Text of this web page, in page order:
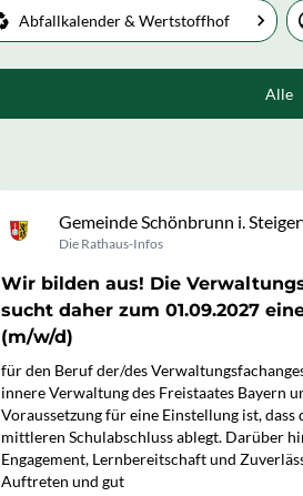
Abfallkalender & Wertstoffhof
Alle
Gemeinde Schönbrunn i.
Die Rathaus-Infos
Wir bilden aus! Die
sucht daher zum 01.09.2027
(m/w/d)
für den Beruf der/des
innere Verwaltung des Freistaates Bayern
Voraussetzung für eine Einstellung ist,
mittleren Schulabschluss ablegt. Darüber
Engagement, Lernbereitschaft und
Auftreten und gut